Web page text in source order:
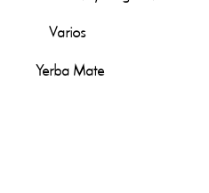
Varios
Yerba Mate